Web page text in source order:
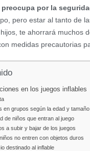
preocupa por la
pero estar al tanto de
te ahorrará muchos
medidas precautorias
en los juegos inflables
en grupos según la edad y tamaño
de niños que entran al juego
a subir y bajar de los juegos
no entren con objetos duros
destinado al inflable